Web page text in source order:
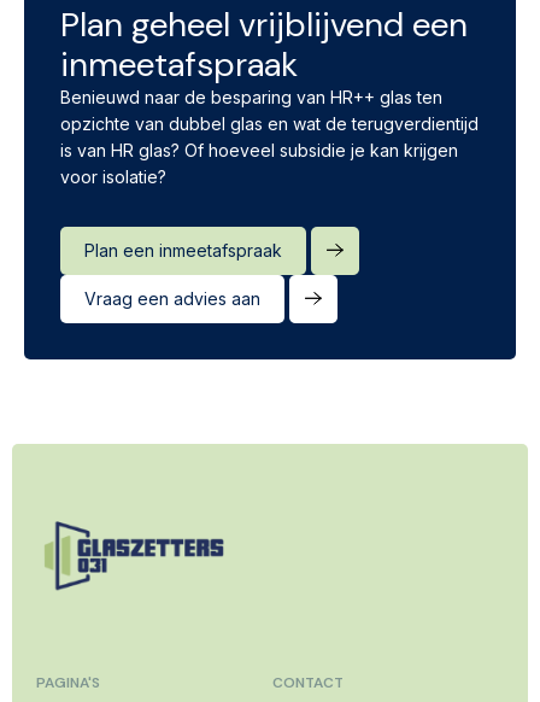
Plan geheel vrijblijvend een
inmeetafspraak
Benieuwd naar de besparing van HR++ glas ten
opzichte van dubbel glas en wat de terugverdientijd
is van HR glas? Of hoeveel subsidie je kan krijgen
voor isolatie?
Plan een inmeetafspraak
Vraag een advies aan
PAGINA'S CONTACT